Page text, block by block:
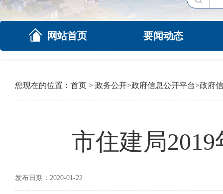
网站首页 要闻动态
您现在的位置： 首页 > 政务公开>政府信息公开平台>政府
市住建局
发布日期：2020-01-22